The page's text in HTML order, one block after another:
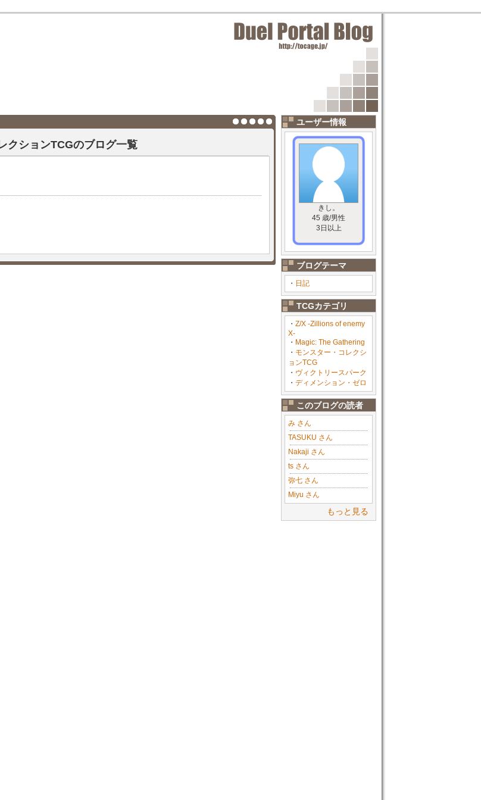
ユーザー情報
きし。
45 歳/男性
3日以上
ブログテーマ
・ 日記
TCGカテゴリ
・ Z/X -Zillions of enemy
X-
・ Magic: The Gathering
・ モンスター・コレクシ
ョンTCG
・ ヴィクトリースパーク
・ ディメンション・ゼロ
このブログの読者
み さん
TASUKU さん
Nakaji さん
ts さん
弥七 さん
Miyu さん
もっと見る
クションTCGのブログ一覧